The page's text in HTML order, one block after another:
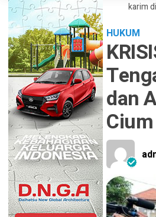
Tangis Haru Nadiem Makarim di
HUKUM
dan